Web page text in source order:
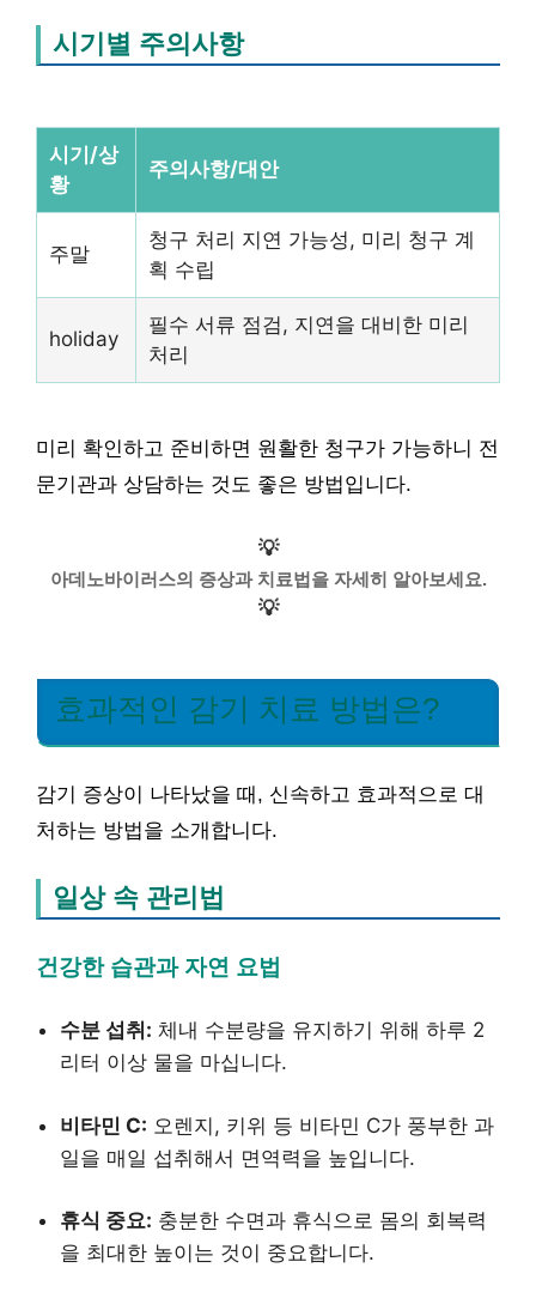
시기별 주의사항
시기/상
황
주의사항/대안
주말
청구 처리 지연 가능성, 미리 청구 계
획 수립
holiday
필수 서류 점검, 지연을 대비한 미리
처리
미리 확인하고 준비하면 원활한 청구가 가능하니 전
문기관과 상담하는 것도 좋은 방법입니다.
💡
아데노바이러스의 증상과 치료법을 자세히 알아보세요.
💡
효과적인 감기 치료 방법은?
감기 증상이 나타났을 때, 신속하고 효과적으로 대
처하는 방법을 소개합니다.
일상 속 관리법
건강한 습관과 자연 요법
수분 섭취: 체내 수분량을 유지하기 위해 하루 2
리터 이상 물을 마십니다.
비타민 C: 오렌지, 키위 등 비타민 C가 풍부한 과
일을 매일 섭취해서 면역력을 높입니다.
휴식 중요: 충분한 수면과 휴식으로 몸의 회복력
을 최대한 높이는 것이 중요합니다.